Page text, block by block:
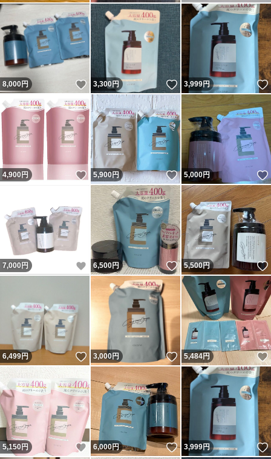
8,000円 いいね！
3,300円 いいね！
3,999円
4,900 円 いいね！
5,900円 いいね！
5,000円
7,000 円 いいね！
6,500円 いいね！
5,500円
6,499円 いいね！
3,000円 いいね！
5,484円
5,150円 いいね！
6,000円 いいね！
3,999円